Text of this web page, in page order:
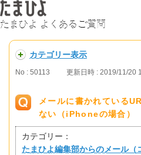
たまひよ よくあるご質問
カテゴリー表示
No : 50113 更新日時 : 2019/11/20
メールに書かれている
ない（iPhoneの場合）
カテゴリー：
たまひよ編集部からのメール（